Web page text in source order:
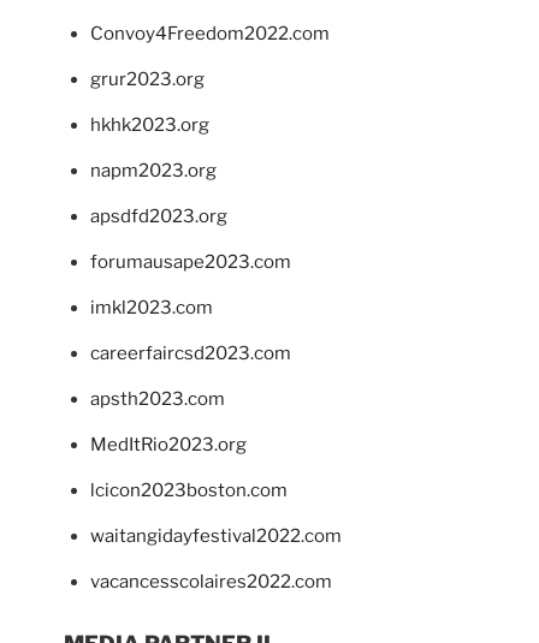
Convoy4Freedom2022.com
grur2023.org
hkhk2023.org
napm2023.org
apsdfd2023.org
forumausape2023.com
imkl2023.com
careerfaircsd2023.com
apsth2023.com
MedItRio2023.org
lcicon2023boston.com
waitangidayfestival2022.com
vacancesscolaires2022.com